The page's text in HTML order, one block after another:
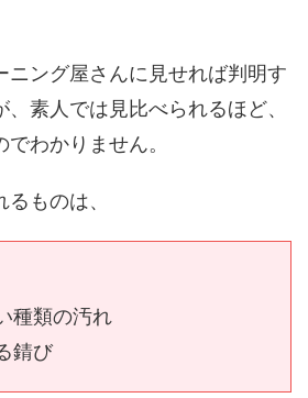
ニング屋さんに見せれば判明す
素人では見比べられるほど、
わかりません。
ものは、
種類の汚れ
錆び